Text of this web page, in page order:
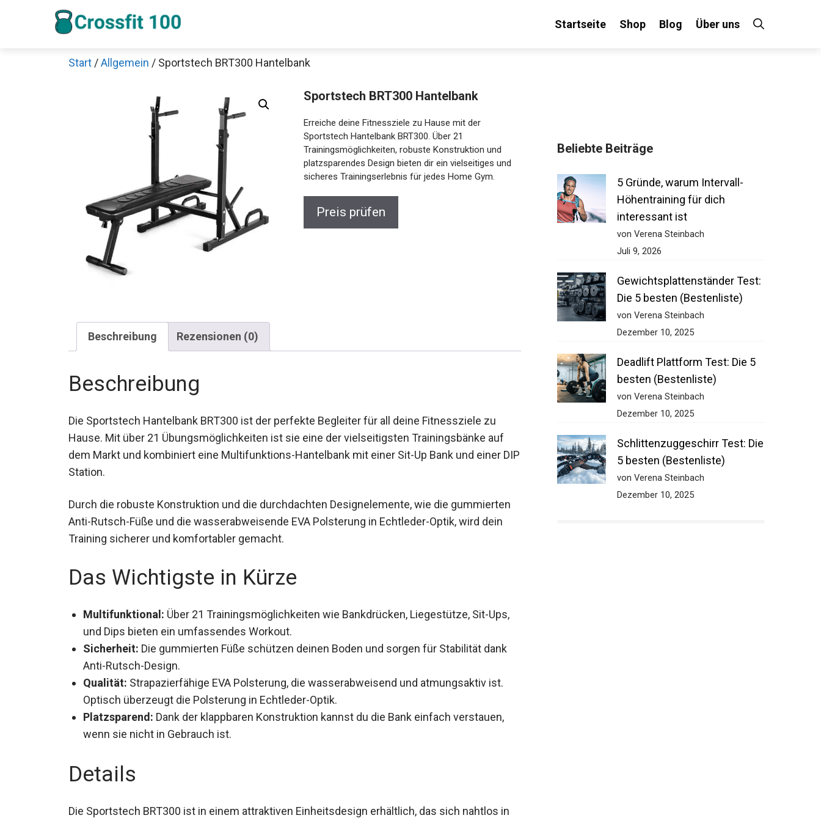
Startseite Shop Blog Über uns
Start /Allgemein / Sportstech BRT300 Hantelbank
Sportstech BRT300 Hantelbank
Erreiche deine Fitnessziele zu Hause mit der
Sportstech Hantelbank BRT300. Über 21
Trainingsmöglichkeiten, robuste Konstruktion und
platzsparendes Design bieten dir ein vielseitiges und
sicheres Trainingserlebnis für jedes Home Gym.
Preis prüfen
Beschreibung Rezensionen (0)
Beschreibung
Die Sportstech Hantelbank BRT300 ist der perfekte Begleiter für all deine Fitnessziele zu
Hause. Mit über 21 Übungsmöglichkeiten ist sie eine der vielseitigsten Trainingsbänke auf
dem Markt und kombiniert eine Multifunktions-Hantelbank mit einer Sit-Up Bank und einer
DIP Station.
Durch die robuste Konstruktion und die durchdachten Designelemente, wie die gummierten
Anti-Rutsch-Füße und die wasserabweisende EVA Polsterung in Echtleder-Optik, wird dein
Training sicherer und komfortabler gemacht.
Das Wichtigste in Kürze
Multifunktional: Über 21 Trainingsmöglichkeiten wie Bankdrücken, Liegestütze, Sit-Ups,
und Dips bieten ein umfassendes Workout.
Sicherheit: Die gummierten Füße schützen deinen Boden und sorgen für Stabilität dank
Anti-Rutsch-Design.
Qualität: Strapazierfähige EVA Polsterung, die wasserabweisend und atmungsaktiv ist.
Optisch überzeugt die Polsterung in Echtleder-Optik.
Platzsparend: Dank der klappbaren Konstruktion kannst du die Bank einfach verstauen,
wenn sie nicht in Gebrauch ist.
Details
Die Sportstech BRT300 ist in einem attraktiven Einheitsdesign erhältlich, das sich nahtlos in
Beliebte Beiträge
5 Gründe, warum Intervall-
Höhentraining für dich
interessant ist
von Verena Steinbach
Juli 9, 2026
Gewichtsplattenständer Test:
Die 5 besten (Bestenliste)
von Verena Steinbach
Dezember 10, 2025
Deadlift Plattform Test: Die 5
besten (Bestenliste)
von Verena Steinbach
Dezember 10, 2025
Schlittenzuggeschirr Test:
Die 5 besten (Bestenliste)
von Verena Steinbach
Dezember 10, 2025
Jetzt anschauen